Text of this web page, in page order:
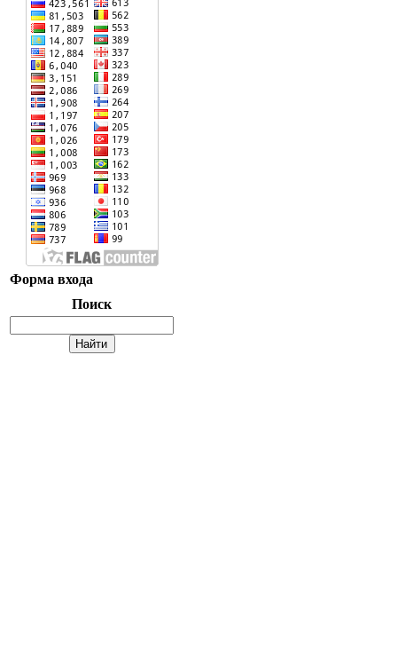
Форма входа
Поиск